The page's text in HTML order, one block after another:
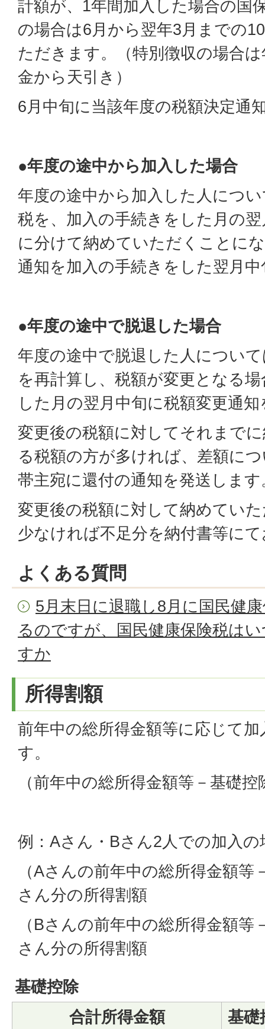
計額が、1年間加入した場合の国
の場合は6月から翌年3月までの
ただきます。（特別徴収の場合
金から天引き）
6月中旬に当該年度の税額決定通
●年度の途中から加入した場合
年度の途中から加入した人につ
税を、加入の手続きをした月の
に分けて納めていただくことに
通知を加入の手続きをした翌月
●年度の途中で脱退した場合
年度の途中で脱退した人につい
を再計算し、税額が変更となる
した月の翌月中旬に税額変更通
変更後の税額に対してそれまで
る税額の方が多ければ、差額に
帯主宛に還付の通知を発送します
変更後の税額に対して納めてい
少なければ不足分を納付書等に
よくある質問
5月末日に退職し8月に国民健
るのですが、国民健康保険税は
すか
所得割額
前年中の総所得金額等に応じて
す。
（前年中の総所得金額等－基礎
例：Aさん・Bさん2人での加入の
（Aさんの前年中の総所得金額等
さん分の所得割額
（Bさんの前年中の総所得金額等
さん分の所得割額
基礎控除
合計所得金額
基礎